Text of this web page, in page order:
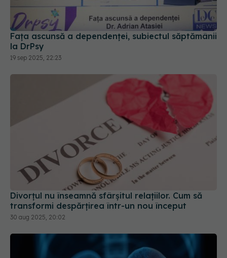
Fața ascunsă a dependenței, subiectul săptămânii
la DrPsy
19 sep 2025, 22:23
Divorțul nu înseamnă sfârșitul relațiilor. Cum să
transformi despărțirea într-un nou început